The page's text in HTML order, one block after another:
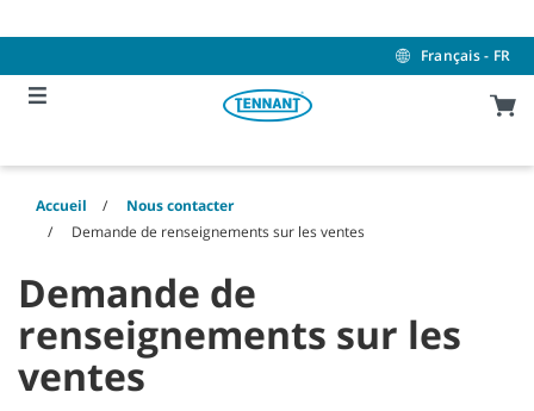
to
to
menu
Français - FR
Accueil
Nous contacter
Demande de renseignements sur les ventes
Demande de
renseignements sur les
ventes